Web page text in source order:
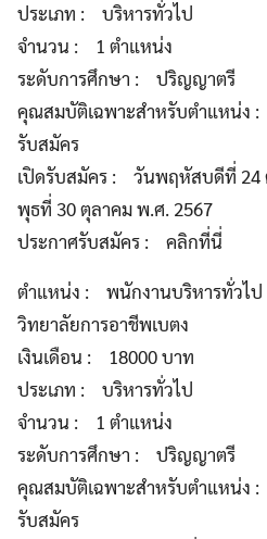
ประเภท : บริหารทั่วไป
จำนวน : 1 ตำแหน่ง
ระดับการศึกษา : ปริญญาตรี
คุณสมบัติเฉพาะสำหรับตำแหน่ง
รับสมัคร
เปิดรับสมัคร : วันพฤหัสบดีที่ 24
พุธที่ 30 ตุลาคม พ.ศ. 2567
ประกาศรับสมัคร : คลิกที่นี่
ตำแหน่ง : พนักงานบริหารทั่วไป
วิทยาลัยการอาชีพเบตง
เงินเดือน : 18000 บาท
ประเภท : บริหารทั่วไป
จำนวน : 1 ตำแหน่ง
ระดับการศึกษา : ปริญญาตรี
คุณสมบัติเฉพาะสำหรับตำแหน่ง
รับสมัคร